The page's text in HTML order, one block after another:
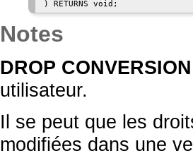
Notes
DROP CONVERSION
utilisateur.
Il se peut que les
modifiées dans une